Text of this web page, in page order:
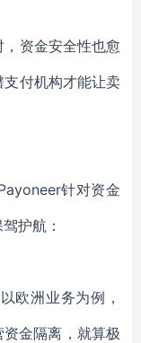
资金安全性也愈
付机构才能让卖
针对资金
护航：
欧洲业务为例，
金隔离，就算极